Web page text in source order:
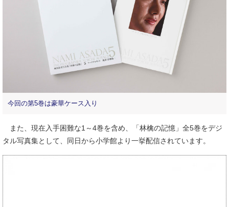
今回の第5巻は豪華ケース入り
また、現在入手困難な1～4巻を含め、「林檎の記憶」全5巻をデジ
タル写真集として、同日から小学館より一挙配信されています。